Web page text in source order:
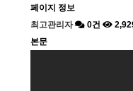
페이지 정보
최고관리자
0건
본문